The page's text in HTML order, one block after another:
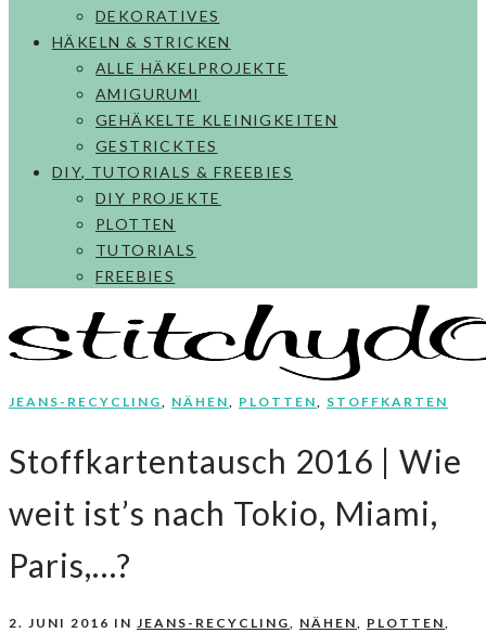
DEKORATIVES
HÄKELN & STRICKEN
ALLE HÄKELPROJEKTE
AMIGURUMI
GEHÄKELTE KLEINIGKEITEN
GESTRICKTES
DIY, TUTORIALS & FREEBIES
DIY PROJEKTE
PLOTTEN
TUTORIALS
FREEBIES
JEANS-RECYCLING, NÄHEN, PLOTTEN, STOFFKARTEN
Stoffkartentausch 2016 | Wie
weit ist’s nach Tokio, Miami,
Paris,…?
2. JUNI 2016 IN JEANS-RECYCLING, NÄHEN, PLOTTEN,